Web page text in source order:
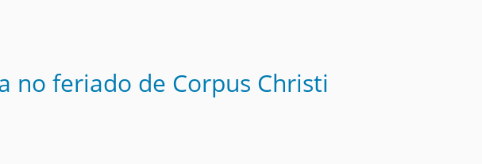
no feriado de Corpus Christi